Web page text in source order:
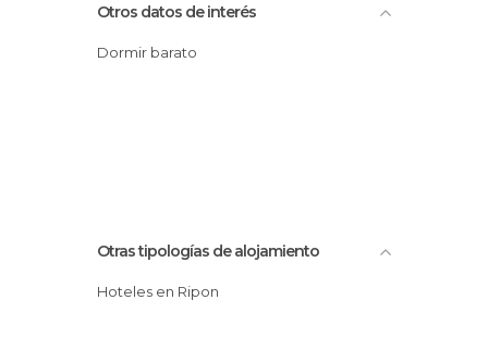
Otros datos de interés
Dormir barato
Otras tipologías de alojamiento
Hoteles en Ripon